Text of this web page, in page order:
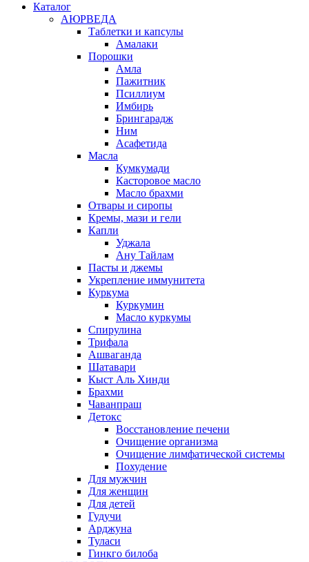
Каталог
АЮРВЕДА
Таблетки и капсулы
Амалаки
Порошки
Амла
Пажитник
Псиллиум
Имбирь
Брингарадж
Ним
Асафетида
Масла
Кумкумади
Касторовое масло
Масло брахми
Отвары и сиропы
Кремы, мази и гели
Капли
Уджала
Ану Тайлам
Пасты и джемы
Укрепление иммунитета
Куркума
Куркумин
Масло куркумы
Спирулина
Трифала
Ашваганда
Шатавари
Кыст Аль Хинди
Брахми
Чаванпраш
Детокс
Восстановление печени
Очищение организма
Очищение лимфатической системы
Похудение
Для мужчин
Для женщин
Для детей
Гудучи
Арджуна
Туласи
Гинкго билоба